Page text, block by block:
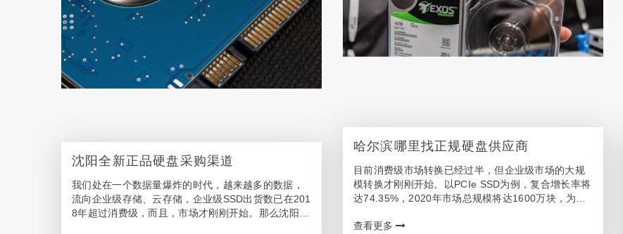
沈阳全新正品硬盘采购渠道
我们处在一个数据量爆炸的时代，越来越多的数据，
流向企业级存储、云存储，企业级SSD出货数已在201
8年超过消费级，而且，市场才刚刚开始。那么沈阳想
哈尔滨哪里找正规硬盘供应商
目前消费级市场转换已经过半，但企业级市场的大规
模转换才刚刚开始。以PCIe SSD为例，复合增长率将
达74.35%，2020年市场总规模将达1600万块，为数
者代理商呢? 哈尔滨客户可信赖的硬盘…
查看更多